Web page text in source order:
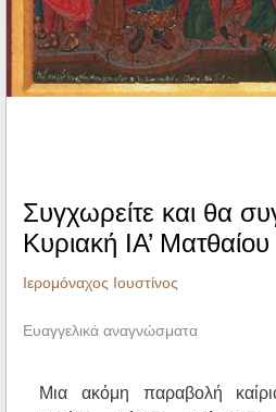
Ηχητικά
Συγχωρείτε και θα
Κυριακή ΙΑ’ Ματθαίου
Ιερομόναχος Ιουστίνος
Ευαγγελικά αναγνώσματα
Μια ακόμη παραβολή